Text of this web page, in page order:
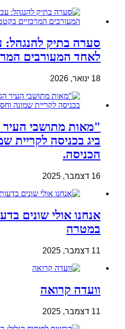
סערה בתיק להנגהל:
לאחד המעורבים
18 ינואר, 2026
"מאות מתושבי העיר
ביג בכניסה לקריית
הכניסה.
16 דצמבר, 2025
אנחנו אולי שונים
במטרה
11 דצמבר, 2025
וועדה קרואה
11 דצמבר, 2025